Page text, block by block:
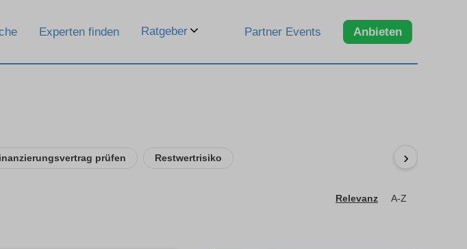
Experten finden Ratgeber Partner Events Anbieten
prüfen Restwertrisiko ›
Relevanz A-Z